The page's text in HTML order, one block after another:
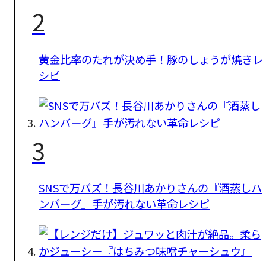
2
黄金比率のたれが決め手！豚のしょうが焼きレ
シピ
3
SNSで万バズ！長谷川あかりさんの『酒蒸しハ
ンバーグ』手が汚れない革命レシピ